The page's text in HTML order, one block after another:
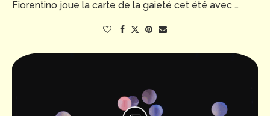
Fiorentino joue la carte de la gaieté cet été avec …